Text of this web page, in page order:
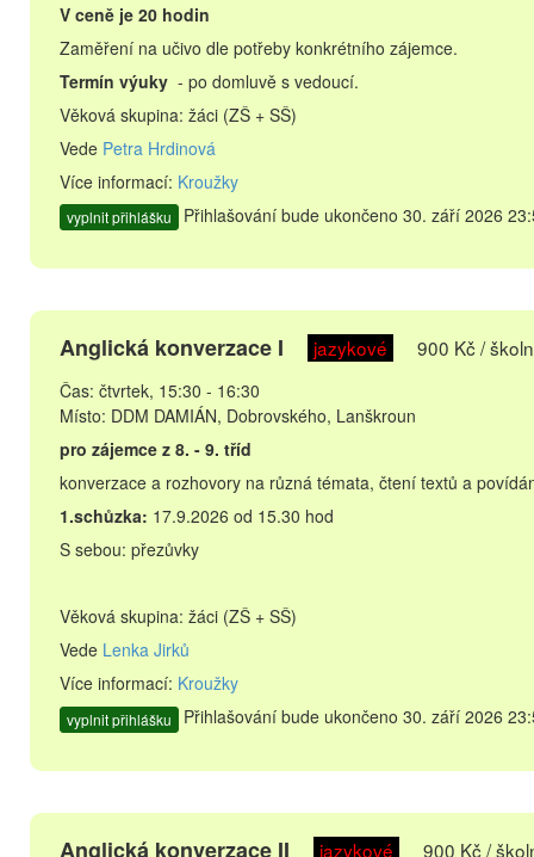
V ceně je 20 hodin
Zaměření na učivo dle potřeby konkrétního zájemce.
Termín výuky - po domluvě s vedoucí.
Věková skupina: žáci (ZŠ + SŠ)
Vede Petra Hrdinová
Více informací: Kroužky
vyplnit přihlášku Přihlašování bude ukončeno 30. září 2026
Anglická konverzace I jazykové 900 Kč /
Čas: čtvrtek, 15:30 - 16:30
Místo: DDM DAMIÁN, Dobrovského, Lanškroun
pro zájemce z 8. - 9. tříd
konverzace a rozhovory na různá témata, čtení textů a
1.schůzka: 17.9.2026 od 15.30 hod
S sebou: přezůvky
Věková skupina: žáci (ZŠ + SŠ)
Vede Lenka Jirků
Více informací: Kroužky
vyplnit přihlášku Přihlašování bude ukončeno 30. září 2026
Anglická konverzace II jazykové 900 Kč /